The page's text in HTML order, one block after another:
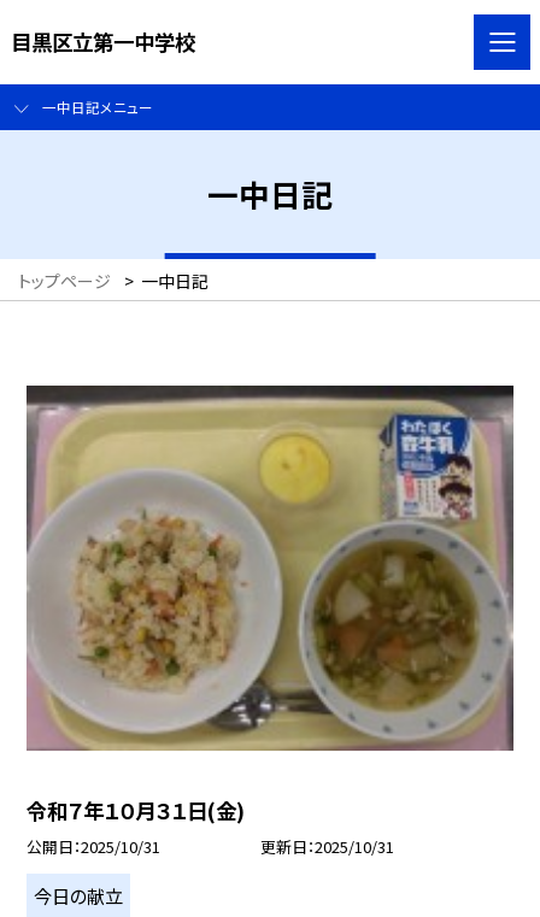
目黒区立第一中学校
一中日記メニュー
一中日記
トップページ > 一中日記
令和７年１０月３１日(金)
公開日 2025/10/31 更新日 2025/10/31
今日の献立